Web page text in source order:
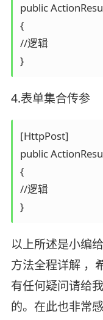
public
{
//逻辑
}
4.表单集合传参
[HttpPost]
public
{
//逻辑
}
以上所述是小编
方法全程详解 ，
有任何疑问请给
的。在此也非常